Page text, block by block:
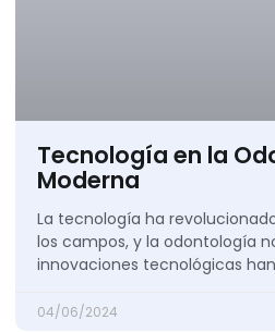
Tecnología en la
Moderna
La tecnología ha
los campos, y la odontología
innovaciones tecnológicas
04/06/2024